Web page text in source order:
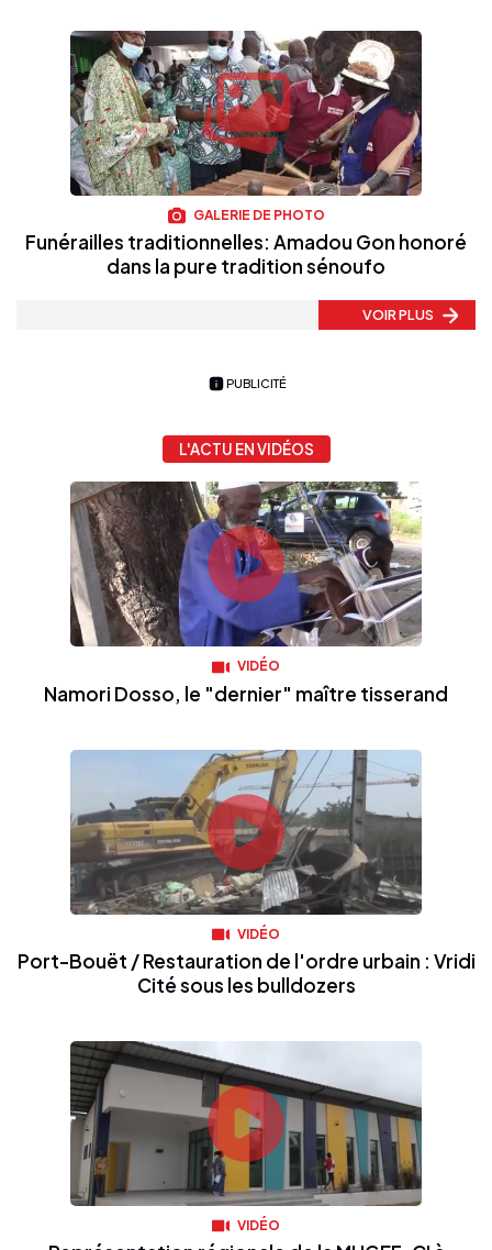
GALERIE DE PHOTO
Funérailles traditionnelles: Amadou Gon honoré
dans la pure tradition sénoufo
VOIR PLUS
PUBLICITÉ
L'ACTU EN VIDÉOS
VIDÉO
Namori Dosso, le "dernier" maître tisserand
VIDÉO
Port-Bouët / Restauration de l'ordre urbain : Vridi
Cité sous les bulldozers
VIDÉO